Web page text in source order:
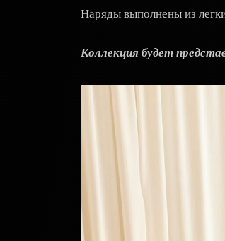
Наряды выполнены из
Коллекция будет